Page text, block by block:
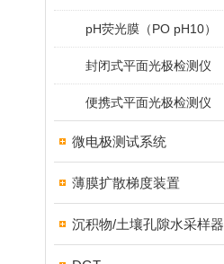
pH荧光膜（PO pH10）
封闭式平面光极检测仪
便携式平面光极检测仪
微电极测试系统
薄膜扩散梯度装置
沉积物/土壤孔隙水采样器